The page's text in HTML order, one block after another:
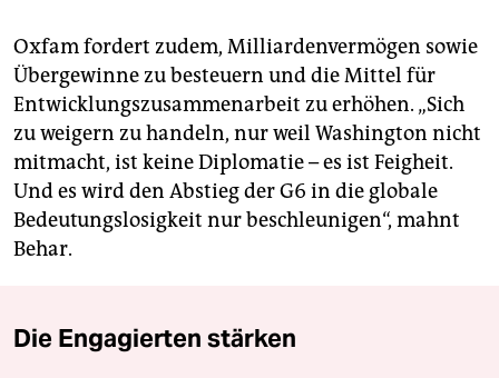
Oxfam fordert zudem, Milliardenvermögen sowie
Übergewinne zu besteuern und die Mittel für
Entwicklungszusammenarbeit zu erhöhen. „Sich
zu weigern zu handeln, nur weil Washington nicht
mitmacht, ist keine Diplomatie – es ist Feigheit.
Und es wird den Abstieg der G6 in die globale
Bedeutungslosigkeit nur beschleunigen“, mahnt
Behar.
Die Engagierten stärken